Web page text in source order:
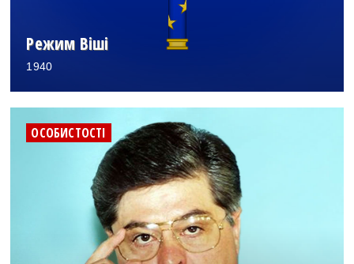
Режим Віші
1940
ОСОБИСТОСТІ